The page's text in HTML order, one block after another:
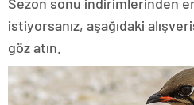
istiyorsanız, aşağıdaki
göz atın.